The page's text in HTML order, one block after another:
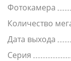
Фотокамера
Количество
Дата выхода
Серия